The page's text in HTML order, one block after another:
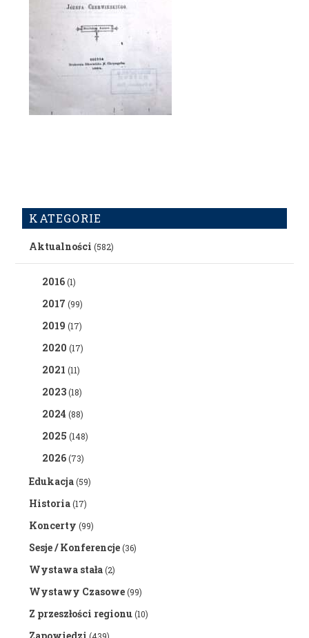
KATEGORIE
Aktualności (582)
2016(1)
2017 (99)
2019 (17)
2020 (17)
2021 (11)
2023(18)
2024 (88)
2025 (148)
2026(73)
Edukacja(59)
Historia(17)
Koncerty (99)
Sesje / Konferencje(36)
Wystawa stała(2)
Wystawy Czasowe(99)
Z przeszłości regionu(10)